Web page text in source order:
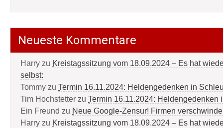
Neueste Kommentare
Harry zu Kreistagssitzung vom 18.09.2024 – Es hat
selbst:
Tommy zu Termin 16.11.2024: Heldengedenken in
Tim Hochstetter zu Termin 16.11.2024: Heldengedenken
Ein Freund zu Neue Google-Zensur! Firmen
Harry zu Kreistagssitzung vom 18.09.2024 – Es hat